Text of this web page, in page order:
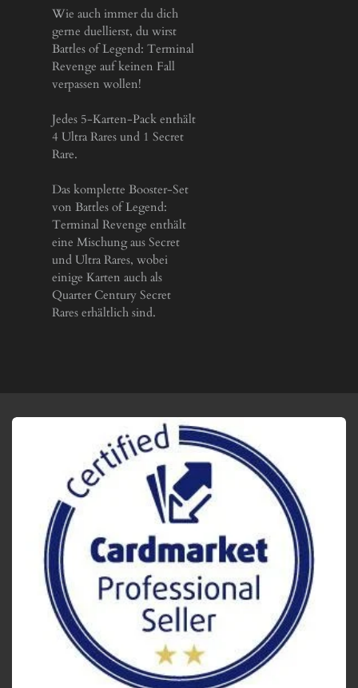
Wie auch immer du dich
gerne duellierst, du wirst
Battles of Legend: Terminal
Revenge auf keinen Fall
verpassen wollen!
Jedes 5-Karten-Pack enthält
4 Ultra Rares und 1 Secret
Rare.
Das komplette Booster-Set
von Battles of Legend:
Terminal Revenge enthält
eine Mischung aus Secret
und Ultra Rares, wobei
einige Karten auch als
Quarter Century Secret
Rares erhältlich sind.